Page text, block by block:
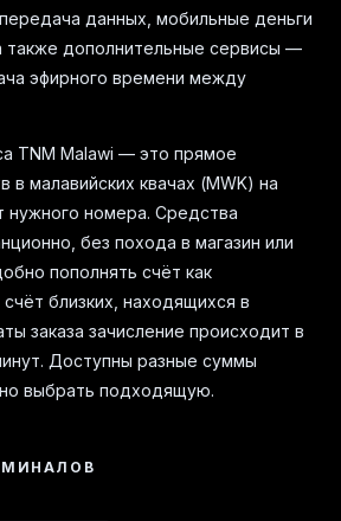
данных, мобильные деньги
также дополнительные сервисы —
эфирного времени между
TNM Malawi — это прямое
в малавийских квачах (MWK) на
нужного номера. Средства
без похода в магазин или
пополнять счёт как
близких, находящихся в
заказа зачисление происходит в
Доступны разные суммы
выбрать подходящую.